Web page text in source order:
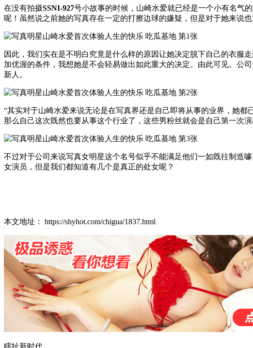
在没有拍摄SSNI-927号小故事的时候，山崎水爱就已经是一个小有名气
呢！虽然说之前她的写真存在一定的打擦边球的嫌疑，但是对于她来说也
因此，我们实在是不明白究竟是什么样的原因让她决定脱下自己的衣服
加优渥的条件，我想她是不会轻易做出如此重大的决定。由此可见。公
新人。
“其实对于山崎水爱来说无论是在写真界还是自己即将从事的业界，她
那么自己这次既然也要从事这个行业了，这些男粉丝就会是自己第一次演
不过对于公司来说写真女明星这个名号似乎不能满足他们一如既往制造
女演员，但是我们都知道有几个是真正的处女呢？
本文地址： https://shyhot.com/chigua/1837.html
瞎扯新时代